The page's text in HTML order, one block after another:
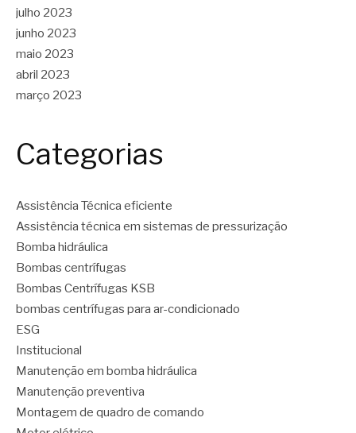
julho 2023
junho 2023
maio 2023
abril 2023
março 2023
Categorias
Assistência Técnica eficiente
Assistência técnica em sistemas de pressurização
Bomba hidráulica
Bombas centrífugas
Bombas Centrífugas KSB
bombas centrífugas para ar-condicionado
ESG
Institucional
Manutenção em bomba hidráulica
Manutenção preventiva
Montagem de quadro de comando